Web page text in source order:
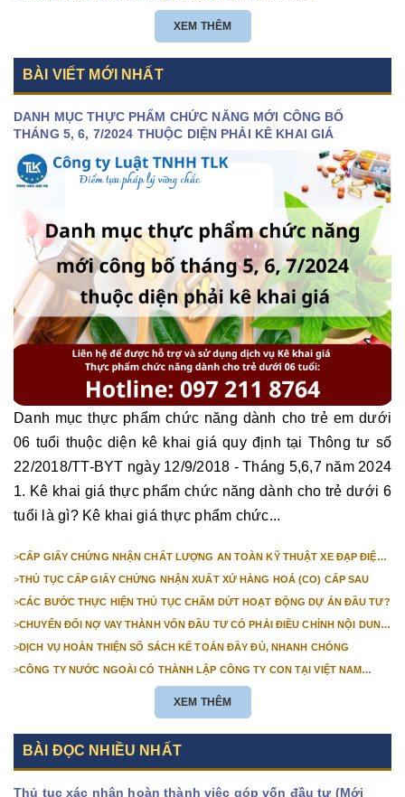
XEM THÊM
BÀI VIẾT MỚI NHẤT
DANH MỤC THỰC PHẨM CHỨC NĂNG MỚI CÔNG BỐ
THÁNG 5, 6, 7/2024 THUỘC DIỆN PHẢI KÊ KHAI GIÁ
Danh mục thực phẩm chức năng dành cho trẻ em dưới
06 tuổi thuộc diện kê khai giá quy định tại Thông tư số
22/2018/TT-BYT ngày 12/9/2018 - Tháng 5,6,7 năm 2024
1. Kê khai giá thực phẩm chức năng dành cho trẻ dưới 6
tuổi là gì? Kê khai giá thực phẩm chức...
>CẤP GIẤY CHỨNG NHẬN CHẤT LƯỢNG AN TOÀN KỸ THUẬT XE ĐẠP ĐIỆN
>THỦ TỤC CẤP GIẤY CHỨNG NHẬN XUẤT XỨ HÀNG HOÁ (CO) CẤP SAU
>CÁC BƯỚC THỰC HIỆN THỦ TỤC CHẤM DỨT HOẠT ĐỘNG DỰ ÁN ĐẦU TƯ?
>CHUYỂN ĐỔI NỢ VAY THÀNH VỐN ĐẦU TƯ CÓ PHẢI ĐIỀU CHỈNH NỘI DUNG
>DỊCH VỤ HOÀN THIỆN SỔ SÁCH KẾ TOÁN ĐẦY ĐỦ, NHANH CHÓNG
>CÔNG TY NƯỚC NGOÀI CÓ THÀNH LẬP CÔNG TY CON TẠI VIỆT NAM
XEM THÊM
BÀI ĐỌC NHIỀU NHẤT
Thủ tục xác nhận hoàn thành việc góp vốn đầu tư (Mới